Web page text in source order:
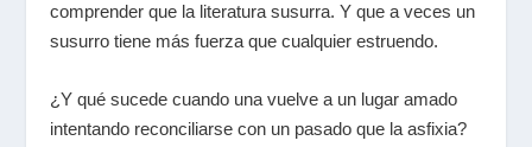
comprender que la literatura susurra. Y que a veces un
susurro tiene más fuerza que cualquier estruendo.
¿Y qué sucede cuando una vuelve a un lugar amado
intentando reconciliarse con un pasado que la asfixia?